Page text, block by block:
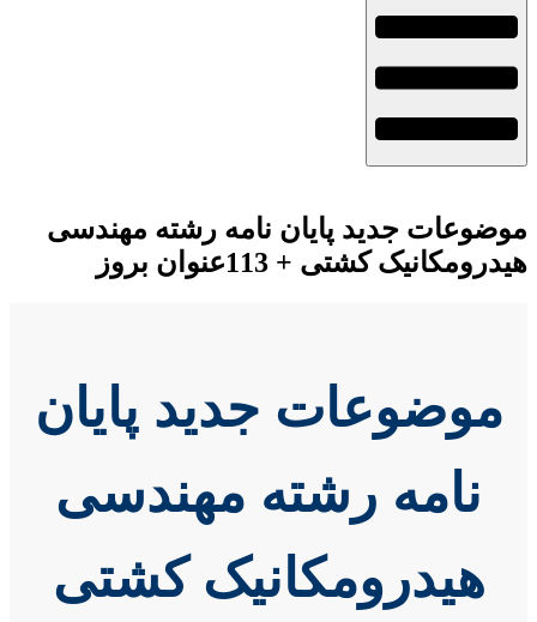
موضوعات جدید پایان نامه رشته مهندسی
هیدرومکانیک کشتی + 113عنوان بروز
موضوعات جدید پایان
نامه رشته مهندسی
هیدرومکانیک کشتی